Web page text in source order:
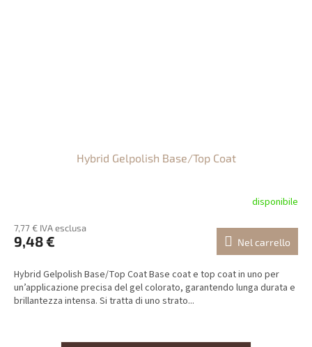
Hybrid Gelpolish Base/Top Coat
disponibile
7,77 € IVA esclusa
9,48 € Nel carrello
Hybrid Gelpolish Base/Top Coat Base coat e top coat in uno per
un’applicazione precisa del gel colorato, garantendo lunga durata e
brillantezza intensa. Si tratta di uno strato...